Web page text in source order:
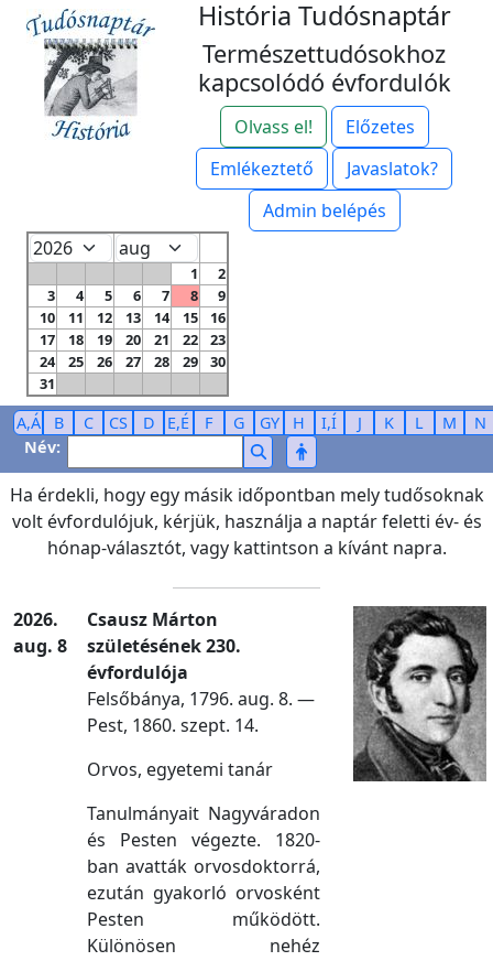
História Tudósnaptár
Természettudósokhoz
kapcsolódó évfordulók
Olvass el!
Előzetes
Emlékeztető
Javaslatok?
Admin belépés
1
2
3
4 5 6 7 8
9
10
11 12 13 14 15
16
17
18 19 20 21 22
23
24
25 26 27 28 29
30
31
A,Á B C CS D E,É F G GY H I,Í J K L M
N
Név:
Ha érdekli, hogy egy másik időpontban mely tudősoknak
volt évfordulójuk, kérjük, használja a naptár feletti év- és
hónap-választót, vagy kattintson a kívánt napra.
2026.
aug. 8
Csausz Márton
születésének 230.
évfordulója
Felsőbánya, 1796. aug. 8. —
Pest, 1860. szept. 14.
Orvos, egyetemi tanár
Tanulmányait Nagyváradon
és Pesten végezte. 1820-
ban avatták orvosdoktorrá,
ezután gyakorló orvosként
Pesten működött.
Különösen nehéz